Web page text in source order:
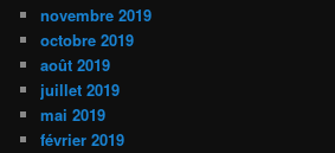
novembre 2019
octobre 2019
août 2019
juillet 2019
mai 2019
février 2019